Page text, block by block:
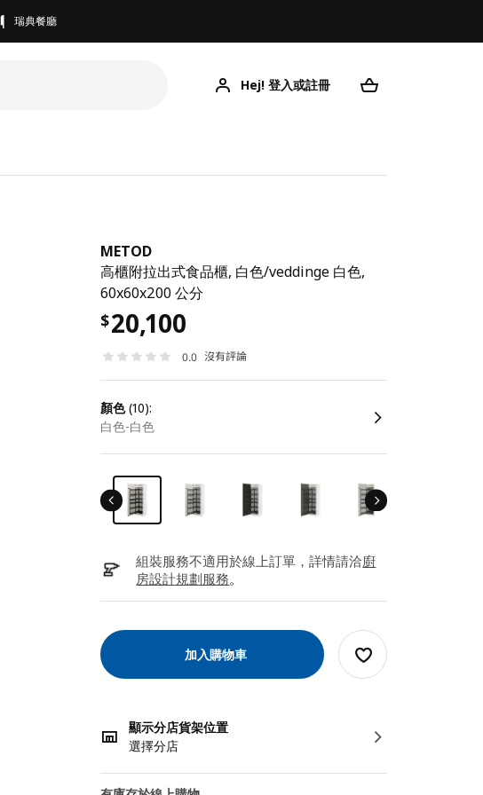
瑞典餐廳
Hej! 登入或註冊
METOD
高櫃附拉出式食品櫃, 白色/veddinge 白色,
60x60x200 公分
$20,100
0.0 沒有評論
顏色(10):
白色-白色
組裝服務不適用於線上訂單，詳情請洽廚
房設計規劃服務。
加入購物車
顯示分店貨架位置
選擇分店